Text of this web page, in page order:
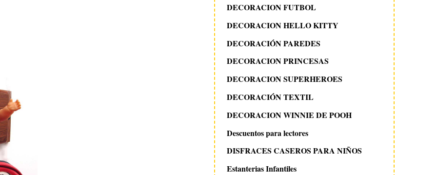
DECORACION FUTBOL
DECORACION HELLO KITTY
DECORACIÓN PAREDES
DECORACION PRINCESAS
DECORACION SUPERHEROES
DECORACIÓN TEXTIL
DECORACION WINNIE DE POOH
Descuentos para lectores
DISFRACES CASEROS PARA NIÑOS
Estanterias Infantiles